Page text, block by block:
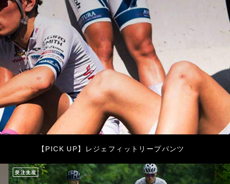
【PICK UP】レジェフィットリープパンツ